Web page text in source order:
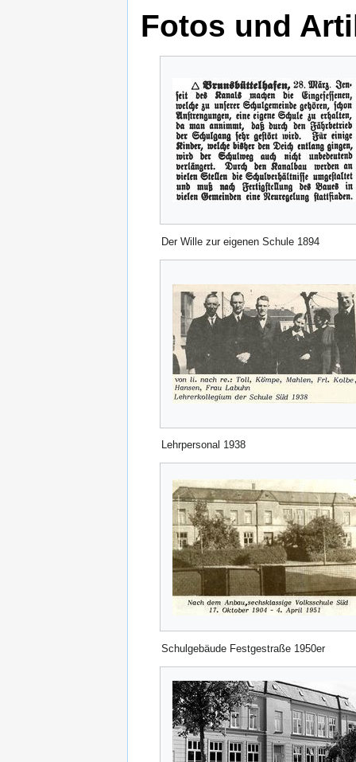
Fotos und
Der Wille zur eigenen Schule 1894
Lehrpersonal 1938
Schulgebäude Festgestraße 1950er